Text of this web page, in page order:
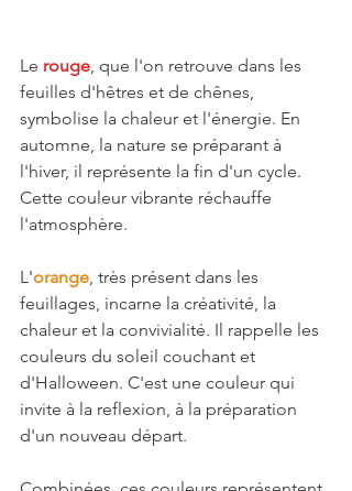
Le rouge , que l'on retrouve dans les
feuilles d'hêtres et de chênes,
symbolise la chaleur et l'énergie. En
automne, la nature se préparant à
l'hiver, il représente la fin d'un cycle.
Cette couleur vibrante réchauffe
l'atmosphère.
L'orange , très présent dans les
feuillages, incarne la créativité, la
chaleur et la convivialité. Il rappelle les
couleurs du soleil couchant et
d'Halloween. C'est une couleur qui
invite à la reflexion, à la préparation
d'un nouveau départ.